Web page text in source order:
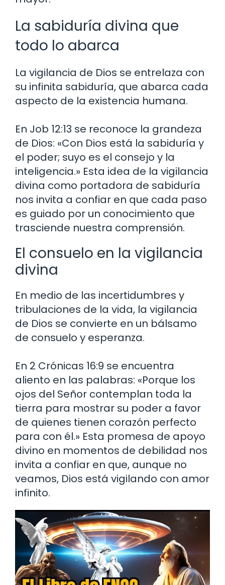
La sabiduría divina que
todo lo abarca
La vigilancia de Dios se entrelaza con
su infinita sabiduría, que abarca cada
aspecto de la existencia humana.
En Job 12:13 se reconoce la grandeza
de Dios: «Con Dios está la sabiduría y
el poder; suyo es el consejo y la
inteligencia.» Esta idea de la vigilancia
divina como portadora de sabiduría
nos invita a confiar en que cada paso
es guiado por un conocimiento que
trasciende nuestra comprensión.
El consuelo en la vigilancia
divina
En medio de las incertidumbres y
tribulaciones de la vida, la vigilancia
de Dios se convierte en un bálsamo
de consuelo y esperanza.
En 2 Crónicas 16:9 se encuentra
aliento en las palabras: «Porque los
ojos del Señor contemplan toda la
tierra para mostrar su poder a favor
de quienes tienen corazón perfecto
para con él.» Esta promesa de apoyo
divino en momentos de debilidad nos
invita a confiar en que, aunque no
veamos, Dios está vigilando con amor
infinito.